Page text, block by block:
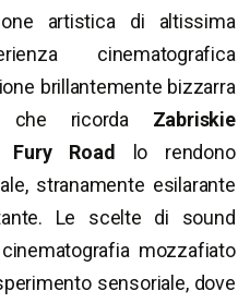
artistica di altissima
cinematografica
brillantemente bizzarra
che ricorda Zabriskie
Fury Road
lo rendono
stranamente esilarante
Le scelte di sound
mozzafiato
sensoriale, dove